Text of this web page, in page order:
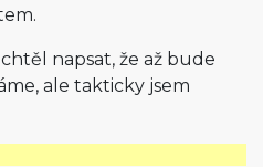
napsat, že až bude
ale takticky jsem